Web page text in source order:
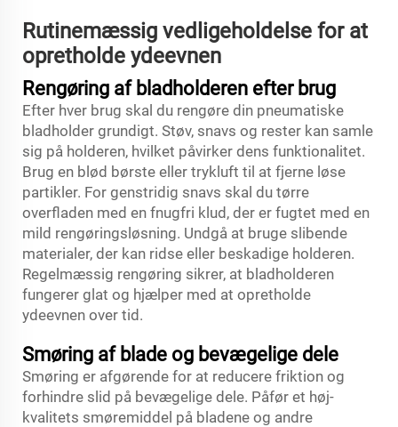
Rutinemæssig vedligeholdelse for at
opretholde ydeevnen
Rengøring af bladholderen efter brug
Efter hver brug skal du rengøre din pneumatiske
bladholder grundigt. Støv, snavs og rester kan samle
sig på holderen, hvilket påvirker dens funktionalitet.
Brug en blød børste eller trykluft til at fjerne løse
partikler. For genstridig snavs skal du tørre
overfladen med en fnugfri klud, der er fugtet med en
mild rengøringsløsning. Undgå at bruge slibende
materialer, der kan ridse eller beskadige holderen.
Regelmæssig rengøring sikrer, at bladholderen
fungerer glat og hjælper med at opretholde
ydeevnen over tid.
Smøring af blade og bevægelige dele
Smøring er afgørende for at reducere friktion og
forhindre slid på bevægelige dele. Påfør et høj-
kvalitets smøremiddel på bladene og andre